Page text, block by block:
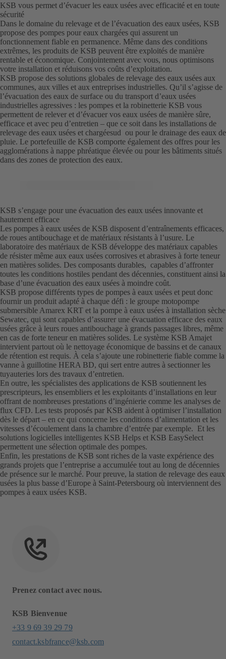
KSB vous permet d’évacuer les eaux usées avec efficacité et en toute
sécurité
Dans le domaine du relevage et de l’évacuation des eaux usées, KSB
propose des pompes pour eaux chargées qui assurent un
fonctionnement fiable en permanence. Même dans des conditions
extrêmes, les produits de KSB peuvent être exploités de manière
rentable et économique. Conjointement avec vous, nous optimisons
votre installation et réduisons vos coûts d’exploitation.
KSB propose des solutions globales de relevage des eaux usées aux
communes, aux villes et aux entreprises industrielles. Qu’il s’agisse de
l’évacuation des eaux de surface ou du transport d’eaux usées
industrielles agressives : les pompes et la robinetterie KSB vous
permettent de relever et d’évacuer vos eaux usées de manière sûre,
efficace et avec peu d’entretien – que ce soit dans les installations de
relevage des eaux usées et chargéesud ou pour le drainage des eaux de
pluie. Le portefeuille de KSB comporte également des offres pour les
agglomérations à nappe phréatique élevée ou pour les bâtiments situés
dans des zones de protection des eaux.
KSB s’engage pour une évacuation des eaux usées innovante et
hautement efficace
Les pompes à eaux usées de KSB disposent d’entraînements efficaces,
de roues antibouchage et de matériaux résistants à l’usure. Le
laboratoire des matériaux de KSB développe des matériaux capables
de résister même aux eaux usées corrosives et abrasives à forte teneur
en matières solides. Des composants durables, capables d’affronter
toutes les conditions hostiles pendant des décennies, constituent ainsi la
base d’une évacuation des eaux usées à moindre coût.
KSB propose différents types de pompes à eaux usées et peut donc
fournir un produit adapté à chaque défi : le groupe motopompe
submersible Amarex KRT et la pompe à eaux usées à installation sèche
Sewatec, qui sont capables d’assurer une évacuation efficace des eaux
usées grâce à leurs roues antibouchage à grands passages libres, même
en cas de forte teneur en matières solides. Le système KSB Amajet
intervient partout où le nettoyage économique de bassins et de canaux
de rétention est requis. À cela s’ajoute une robinetterie fiable comme la
vanne à guillotine HERA BD, qui sert entre autres à sectionner les
tuyauteries lors des travaux d’entretien.
En outre, les spécialistes des applications de KSB soutiennent les
prescripteurs, les ensembliers et les exploitants d’installations en leur
offrant de nombreuses prestations d’ingénierie comme les analyses de
flux CFD. Les tests proposés par KSB aident à optimiser l’installation
dès le départ – en ce qui concerne les conditions d’alimentation et les
vitesses d’écoulement dans la chambre d’entrée par exemple. Et les
solutions logicielles intelligentes KSB Helps et KSB EasySelect
permettent une sélection optimale des pompes.
Enfin, les prestations de KSB sont riches de la vaste expérience des
grands projets que l’entreprise a accumulée tout au long de décennies
de présence sur le marché. Pour preuve, la station de relevage des eaux
usées la plus basse d’Europe à Saint-Petersbourg où interviennent des
pompes à eaux usées KSB.
Prenez contact avec nous.
KSB Bienvenue
+33 9 69 39 29 79
contact.ksbfrance@ksb.com